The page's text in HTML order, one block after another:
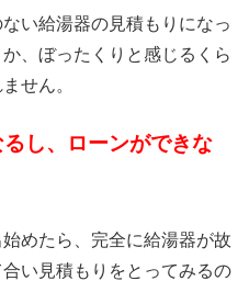
い給湯器の見積もりになっ
、ぼったくりと感じるくら
せん。
し、ローンができな
めたら、完全に給湯器が故
い見積もりをとってみるの